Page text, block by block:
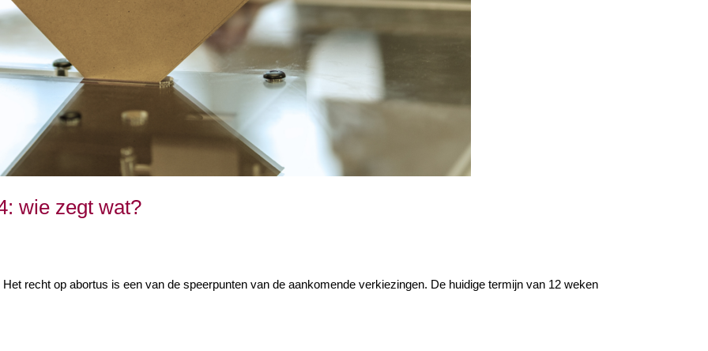
wie zegt wat?
recht op abortus is een van de speerpunten van de aankomende verkiezingen. De huidige termijn van 12 weken